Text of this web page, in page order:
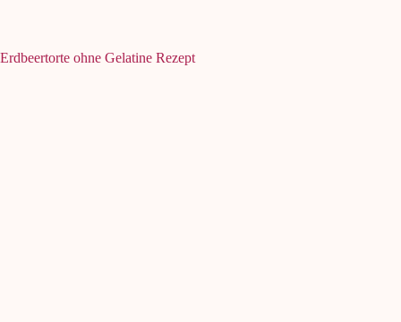
Erdbeertorte ohne Gelatine Rezept